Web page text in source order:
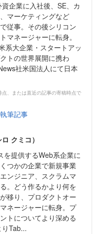
企業に入社後、SE、カ
マーケティングなど
従事。その後シリコン
マネージャーに転身。
系大企業・スタートアッ
トの世界展開に携わ
社米国法人にて日本
、または直近の記事の寄稿時点で
筆記事
クミコ）
提供するWeb系企業に
つかの企業で新規事業
ンジニア、スクラムマ
。どう作るかより何を
移り、プロダクトオー
ネージャーに転身。プ
トについてより深める
Tab...